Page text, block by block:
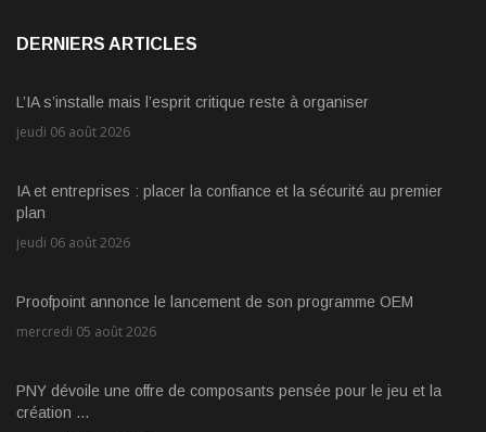
DERNIERS ARTICLES
L’IA s’installe mais l’esprit critique reste à organiser
jeudi 06 août 2026
IA et entreprises : placer la confiance et la sécurité au premier
plan
jeudi 06 août 2026
Proofpoint annonce le lancement de son programme OEM
mercredi 05 août 2026
PNY dévoile une offre de composants pensée pour le jeu et la
création ...